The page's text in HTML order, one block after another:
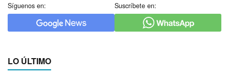
Síguenos en: Suscríbete en:
LO ÚLTIMO